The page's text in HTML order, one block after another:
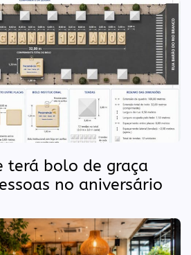
terá bolo de graça
no aniversário